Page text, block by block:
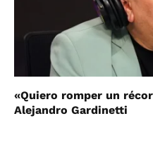
«Quiero romper un
Alejandro Gardinetti